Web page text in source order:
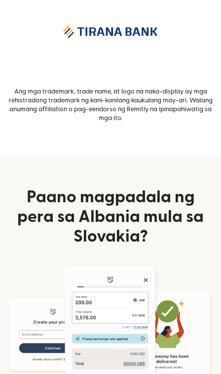
Ang mga trademark, trade name, at logo na naka-display ay mga
rehistradong trademark ng kani-kanilang kaukulang may-ari. Walang
anumang affiliation o pag-eendorso ng Remitly na ipinapahiwatig sa
mga ito.
Paano magpadala ng
pera sa Albania mula sa
Slovakia?